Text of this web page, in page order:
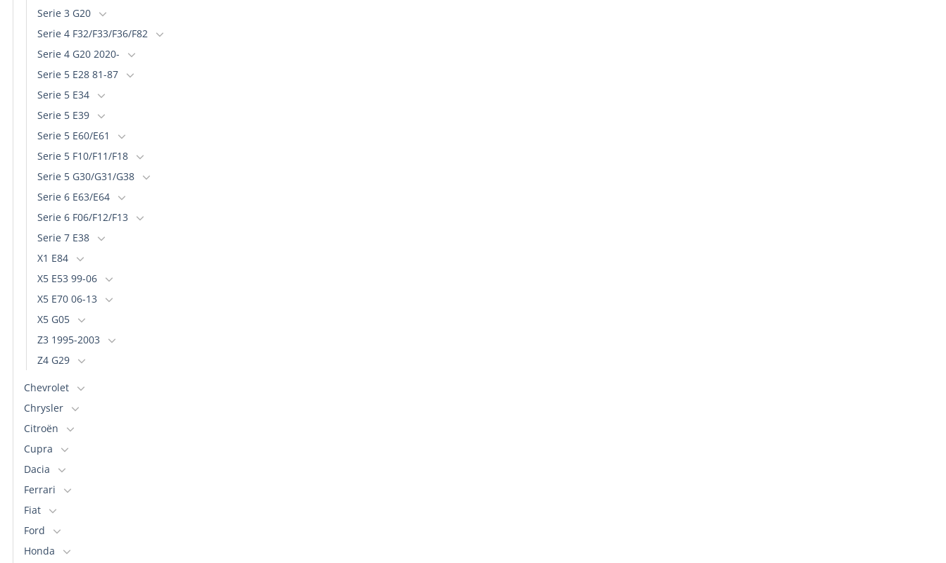
Serie 3 G20
Serie 4 F32/F33/F36/F82
Serie 4 G20 2020-
Serie 5 E28 81-87
Serie 5 E34
Serie 5 E39
Serie 5 E60/E61
Serie 5 F10/F11/F18
Serie 5 G30/G31/G38
Serie 6 E63/E64
Serie 6 F06/F12/F13
Serie 7 E38
X1 E84
X5 E53 99-06
X5 E70 06-13
X5 G05
Z3 1995-2003
Z4 G29
Chevrolet
Chrysler
Citroën
Cupra
Dacia
Ferrari
Fiat
Ford
Honda